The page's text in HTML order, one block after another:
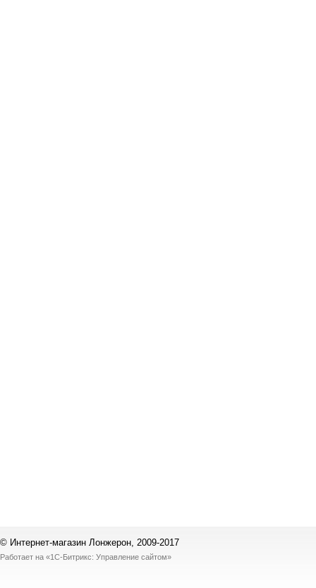
© Интернет-магазин Лонжерон, 2009-2017
Работает на «1С-Битрикс: Управление сайтом»